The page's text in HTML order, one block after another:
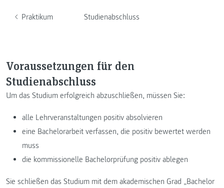
Praktikum Studienabschluss
Voraussetzungen für den
Studienabschluss
Um das Studium erfolgreich abzuschließen, müssen Sie:
alle Lehrveranstaltungen positiv absolvieren
eine Bachelorarbeit verfassen, die positiv bewertet werden
muss
die kommissionelle Bachelorprüfung positiv ablegen
Sie schließen das Studium mit dem akademischen Grad „Bachelor